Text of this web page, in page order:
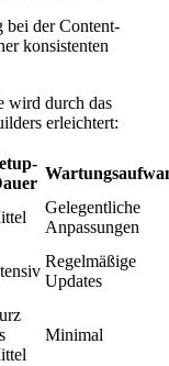
bei der Content-
konsistenten
wird durch das
erleichtert:
Gelegentliche
Anpassungen
Regelmäßige
Updates
Minimal